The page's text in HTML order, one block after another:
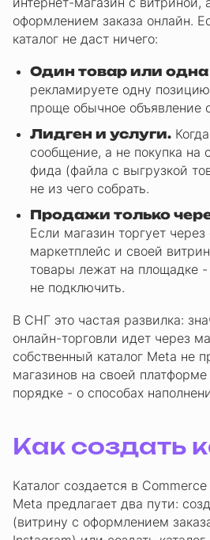
оформлением заказа онлайн.
каталог не даст ничего:
Один товар или одна
рекламируете одну
проще обычное объявление
Лидген и услуги.
сообщение, а не покупка на
фида (файла с выгрузкой
не из чего собрать.
Продажи только
Если магазин торгует
маркетплейс и своей
товары лежат на площадке -
не подключить.
В СНГ это частая развилка:
онлайн-торговли идет через
собственный каталог Meta не
магазинов на своей платформе
порядке - о способах
Как создать
Каталог создается в
Meta предлагает два пути:
(витрину с оформлением